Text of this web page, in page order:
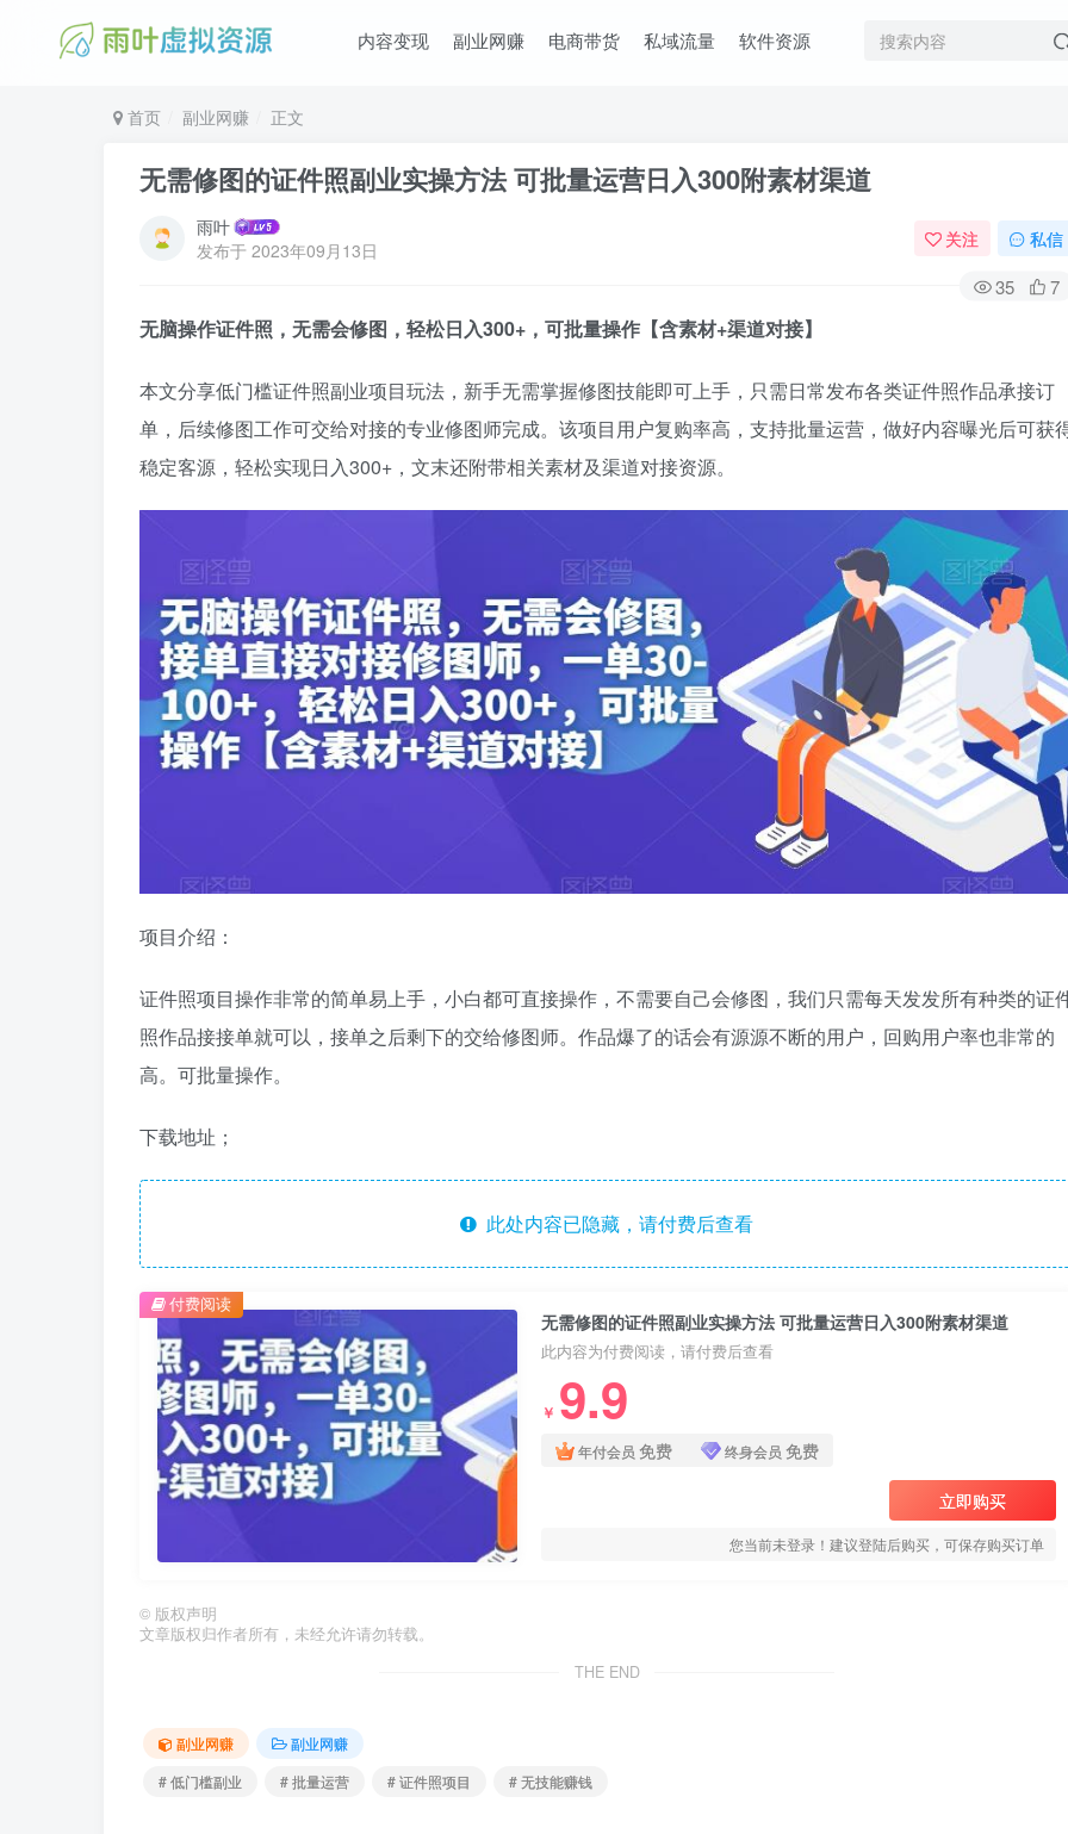
内容变现 副业网赚 电商带货 私域流量 软件资源
首页 副业网赚 正文
无需修图的证件照副业实操方法 可批量运营日入300附素材渠道
雨叶
发布于 2023年09月13日 关注 私信
35 7
无脑操作证件照，无需会修图，轻松日入300+，可批量操作【含素材+渠道对接】
本文分享低门槛证件照副业项目玩法，新手无需掌握修图技能即可上手，只需日常发布各类证件照作品承接订
单，后续修图工作可交给对接的专业修图师完成。该项目用户复购率高，支持批量运营，做好内容曝光后可获
稳定客源，轻松实现日入300+，文末还附带相关素材及渠道对接资源。
项目介绍：
证件照项目操作非常的简单易上手，小白都可直接操作，不需要自己会修图，我们只需每天发发所有种类的证
照作品接接单就可以，接单之后剩下的交给修图师。作品爆了的话会有源源不断的用户，回购用户率也非常的
高。可批量操作。
下载地址；
此处内容已隐藏，请付费后查看
无需修图的证件照副业实操方法 可批量运营日入300附素材渠道
此内容为付费阅读，请付费后查看
￥ 9.9
年付会员 免费 终身会员 免费
立即购买
您当前未登录！建议登陆后购买，可保存购买订单
付费阅读
© 版权声明
文章版权归作者所有，未经允许请勿转载。
THE END
副业网赚
副业网赚
# 低门槛副业
# 批量运营 # 证件照项目 # 无技能赚钱